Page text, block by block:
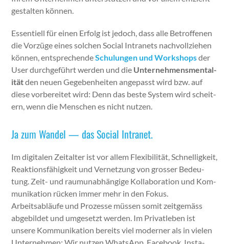
gestal­ten kön­nen.
Essen­tiell für einen Erfolg ist jedoch, dass alle Betrof­fe­nen
die Vorzüge eines solchen Social Intranets nachvol­lziehen
kön­nen, entsprechendeSchu­lun­gen und Work­shopsder
User durchge­führt wer­den und die Unternehmens­men­tal­
itätden neuen Gegeben­heit­en angepasst wird bzw. auf
diese vor­bere­it­et wird: Denn das beste Sys­tem wird scheit­
ern, wenn die Men­schen es nicht nutzen.
Ja zum Wandel — das Social Intranet.
Im dig­i­tal­en Zeital­ter ist vor allem Flex­i­bil­ität, Schnel­ligkeit,
Reak­tions­fähigkeit und Ver­net­zung von gross­er Bedeu­
tung. Zeit- und rau­munab­hängige Kol­lab­o­ra­tion und Kom­
mu­nika­tion rück­en immer mehr in den Fokus.
Arbeitsabläufe und Prozesse müssen somit zeit­gemäss
abge­bildet und umge­set­zt wer­den. Im Pri­vatleben ist
unsere Kom­mu­nika­tion bere­its viel mod­ern­er als in vie­len